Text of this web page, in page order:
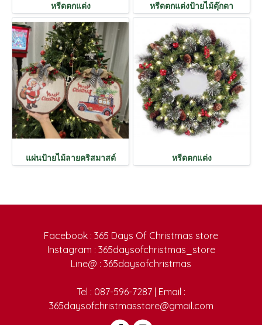
หรีดตกแต่ง หรีดตกแต่งป้ายไม้ตุ๊กตา
แผ่นป้ายไม้ลายคริสมาสต์ หรีดตกแต่ง
Facebook : 365 Days Of Christmas store
Instagram : 365daysofchristmas_store
Line@ : 365daysofchristmas
Tel : 087-596-7287 | Email :
365daysofchristmasstore@gmail.com